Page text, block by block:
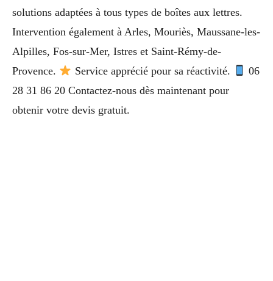
solutions adaptées à tous types de boîtes aux lettres.
Intervention également à Arles, Mouriès, Maussane-les-
Alpilles, Fos-sur-Mer, Istres et Saint-Rémy-de-
Provence.
Service apprécié pour sa réactivité.
06
28 31 86 20 Contactez-nous dès maintenant pour
obtenir votre devis gratuit.